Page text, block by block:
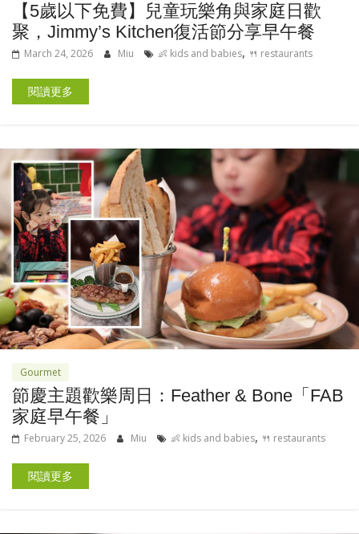
【5歲以下免費】兒童玩樂角與家庭日歡
聚，Jimmy’s Kitchen復活節分享早午餐
March 24, 2026 Miu 👶 kids and babies, 🍴 restaurants
閱讀更多
Gourmet
節慶主題歡樂周日：Feather & Bone「FAB
家庭早午餐」
February 25, 2026 Miu 👶 kids and babies, 🍴 restaurants
閱讀更多